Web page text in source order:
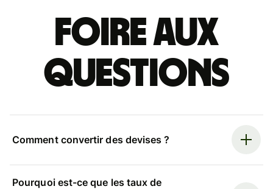
Foire aux
questions
Comment convertir des devises ?
Pourquoi est-ce que les taux de